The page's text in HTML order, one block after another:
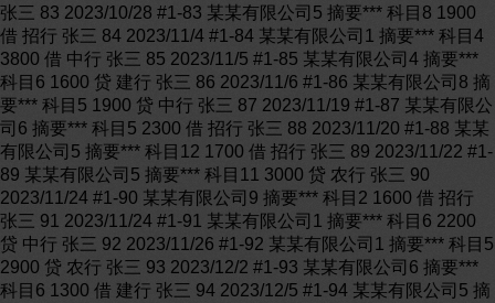
张三 83 2023/10/28 #1-83 某某有限公司5 摘要*** 科目8 1900
借 招行 张三 84 2023/11/4 #1-84 某某有限公司1 摘要*** 科目4
3800 借 中行 张三 85 2023/11/5 #1-85 某某有限公司4 摘要***
科目6 1600 贷 建行 张三 86 2023/11/6 #1-86 某某有限公司8 摘
要*** 科目5 1900 贷 中行 张三 87 2023/11/19 #1-87 某某有限公
司6 摘要*** 科目5 2300 借 招行 张三 88 2023/11/20 #1-88 某某
有限公司5 摘要*** 科目12 1700 借 招行 张三 89 2023/11/22 #1-
89 某某有限公司5 摘要*** 科目11 3000 贷 农行 张三 90
2023/11/24 #1-90 某某有限公司9 摘要*** 科目2 1600 借 招行
张三 91 2023/11/24 #1-91 某某有限公司1 摘要*** 科目6 2200
贷 中行 张三 92 2023/11/26 #1-92 某某有限公司1 摘要*** 科目5
2900 贷 农行 张三 93 2023/12/2 #1-93 某某有限公司6 摘要***
科目6 1300 借 建行 张三 94 2023/12/5 #1-94 某某有限公司5 摘